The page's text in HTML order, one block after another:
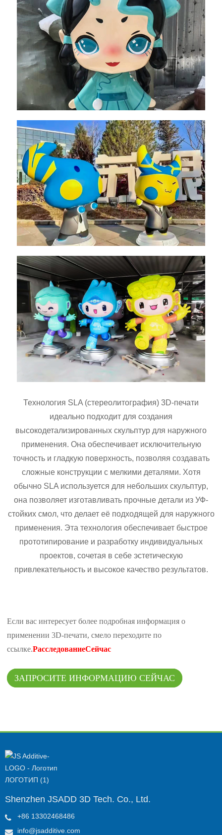
Технология SLA (стереолитография) 3D-печати
идеально подходит для создания
высокодетализированных скульптур для наружного
применения. Она обеспечивает исключительную
точность и гладкую поверхность, позволяя создавать
сложные конструкции с мелкими деталями. Хотя
обычно SLA используется для небольших скульптур,
она позволяет изготавливать прочные детали из УФ-
стойких смол, что делает её подходящей для наружного
применения. Эта технология обеспечивает быстрое
прототипирование и разработку индивидуальных
проектов, сочетая в себе эстетическую
привлекательность и высокое качество результатов.
Если вас интересует более подробная информация о
применении 3D-печати, смело переходите по
ссылке.РасследованиеСейчас
ЗАПРОСИТЕ ИНФОРМАЦИЮ СЕЙЧАС
Shenzhen JSADD 3D Tech. Co., Ltd.
+86 13302468486
info@jsadditive.com